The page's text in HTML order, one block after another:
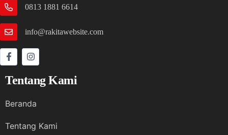
0813 1881 6614
info@rakitawebsite.com
Tentang Kami
Beranda
Tentang Kami